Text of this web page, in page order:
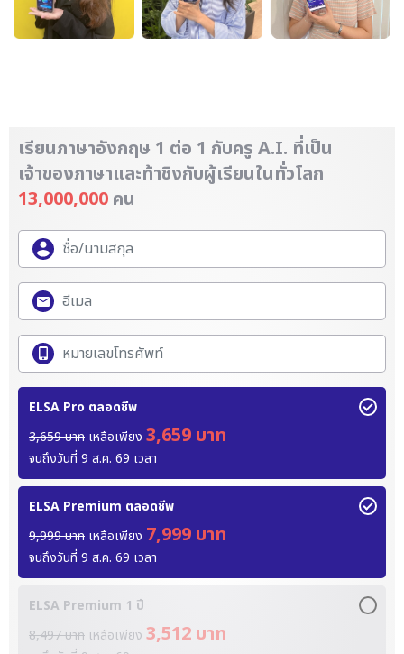
เรียนภาษาอังกฤษ 1 ต่อ 1 กับครู A.I. ที่เป็น
เจ้าของภาษาและท้าชิงกับผู้เรียนในทั่วโลก
13,000,000 คน
ELSA Pro ตลอดชีพ
3,659 บาท เหลือเพียง 3,659 บาท
จนถึงวันที่ 9 ส.ค. 69 เวลา
ELSA Premium ตลอดชีพ
9,999 บาท เหลือเพียง 7,999 บาท
จนถึงวันที่ 9 ส.ค. 69 เวลา
ELSA Premium 1 ปี
8,497 บาท เหลือเพียง 3,512 บาท